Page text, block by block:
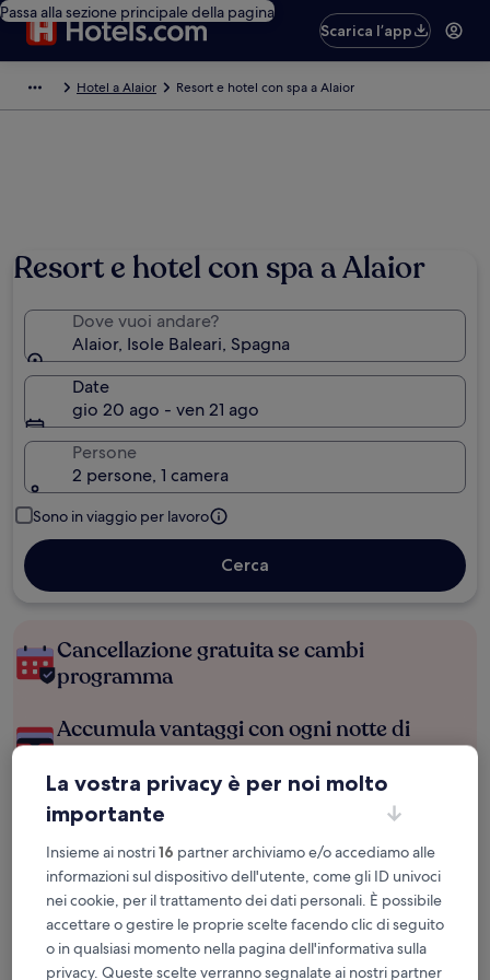
Passa alla sezione principale della pagina
Scarica l’app
Hotel a Alaior Resort e hotel con spa a Alaior
Resort e hotel con spa a Alaior
Dove vuoi andare?
Alaior, Isole Baleari, Spagna
Date
gio 20 ago - ven 21 ago
Persone
2 persone, 1 camera
Sono in viaggio per lavoro
Cerca
Cancellazione gratuita se cambi
programma
Accumula vantaggi con ogni notte di
soggiorno
Risparmia di più con le tariffe per soli
iscritti
Controlla i prezzi per queste date
Questa sera
Domani
La vostra privacy è per noi molto
importante
Insieme ai nostri16 partner archiviamo e/o accediamo alle
informazioni sul dispositivo dell'utente, come gli ID univoci
nei cookie, per il trattamento dei dati personali. È possibile
accettare o gestire le proprie scelte facendo clic di seguito
o in qualsiasi momento nella pagina dell'informativa sulla
privacy. Queste scelte verranno segnalate ai nostri partner